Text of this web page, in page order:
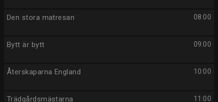
08:00
Den stora matresan
09:00
Bytt är bytt
10:00
Återskaparna England
11:00
Trädgårdsmästarna